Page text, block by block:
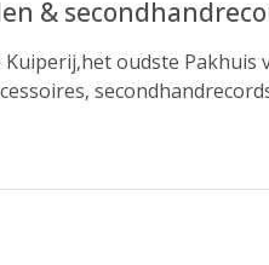
&
oudste Pakhuis